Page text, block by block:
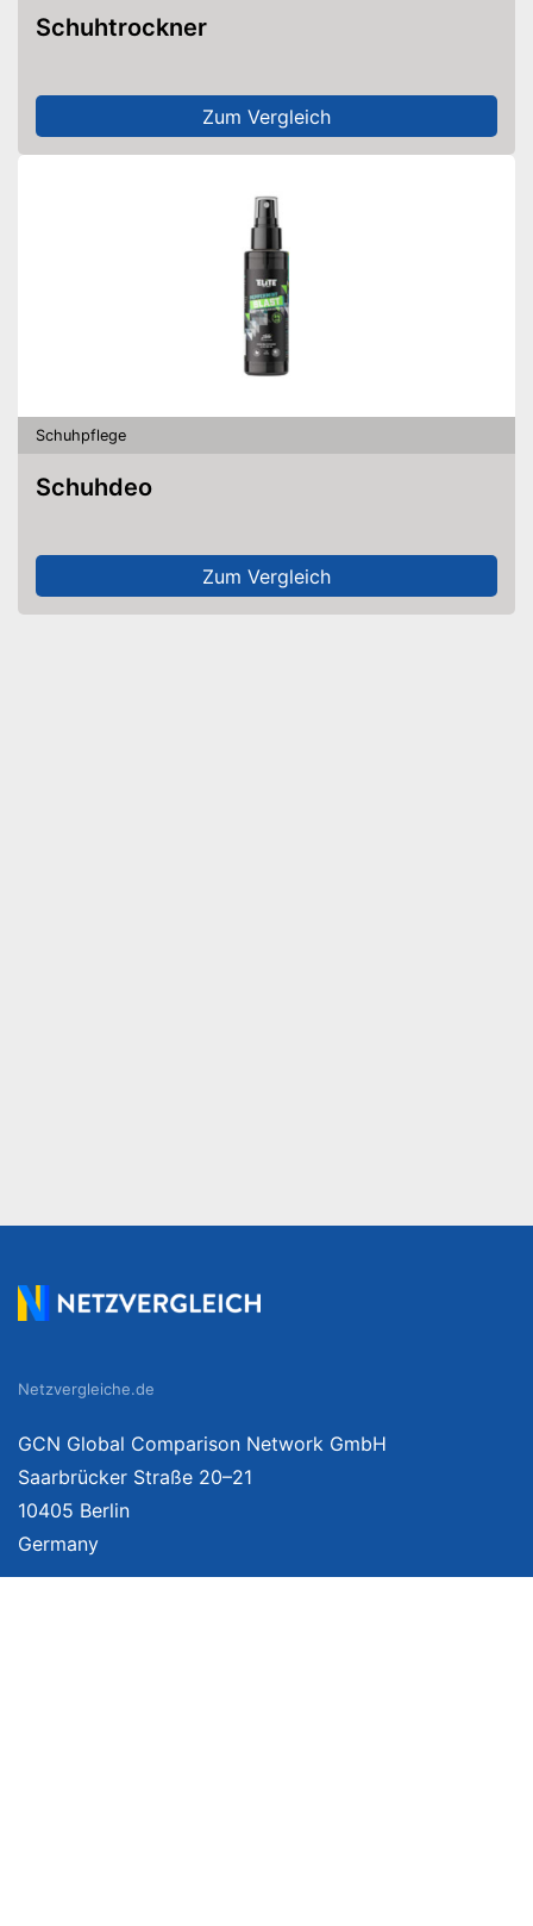
Schuhtrockner
Zum Vergleich
Schuhpflege
Schuhdeo
Zum Vergleich
Netzvergleiche.de
GCN Global Comparison Network GmbH
Saarbrücker Straße 20–21
10405 Berlin
Germany